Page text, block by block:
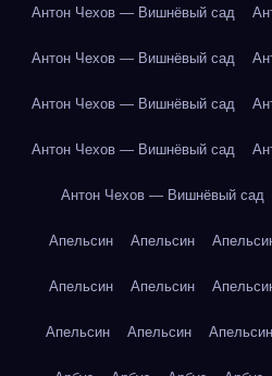
Антон Чехов — Вишнёвый сад
Антон Чехов — Вишнёвый сад
Антон Чехов — Вишнёвый сад
Антон Чехов — Вишнёвый сад
Антон Чехов — Вишнёвый сад
Апельсин Апельсин
Апельсин Апельсин
Апельсин Апельсин Апельсин